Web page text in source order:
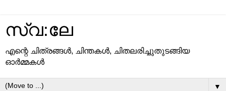
സ്വ:ലേ
എന്റെ ചിത്രങ്ങള്‍, ചിന്തകള്‍, ചിതലരിച്ചുതുടങ്ങിയ
ഓര്‍മ്മകള്‍
▼